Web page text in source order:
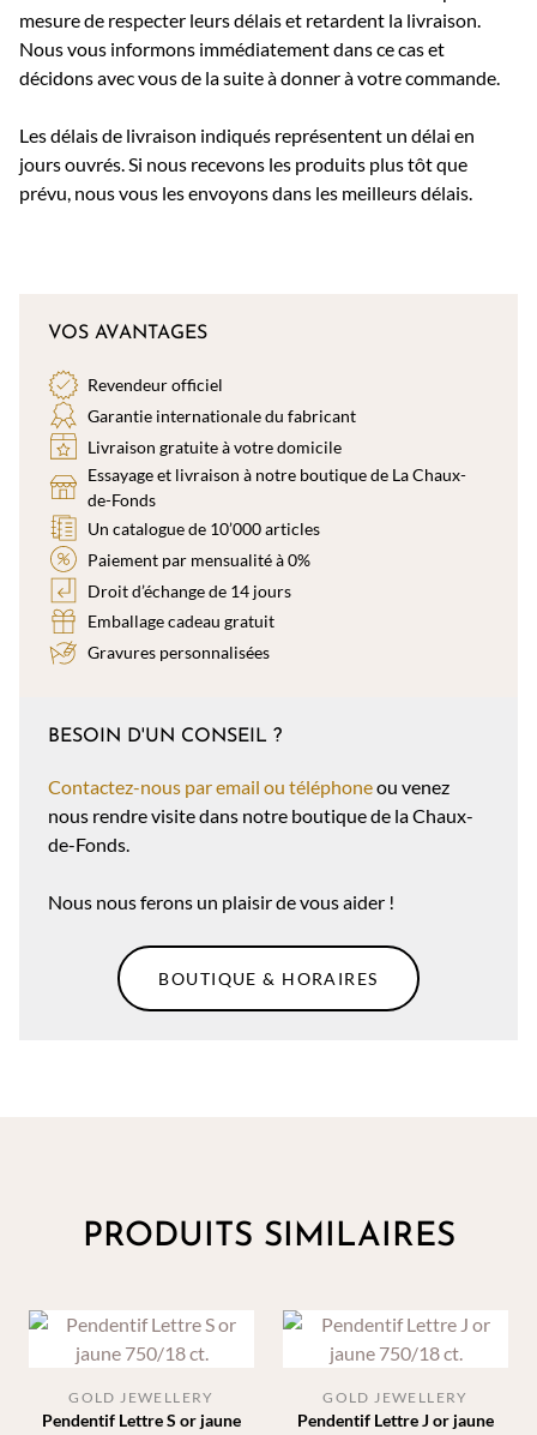
mesure de respecter leurs délais et retardent la livraison.
Nous vous informons immédiatement dans ce cas et
décidons avec vous de la suite à donner à votre commande.
Les délais de livraison indiqués représentent un délai en
jours ouvrés. Si nous recevons les produits plus tôt que
prévu, nous vous les envoyons dans les meilleurs délais.
VOS AVANTAGES
Revendeur officiel
Garantie internationale du fabricant
Livraison gratuite à votre domicile
Essayage et livraison à notre boutique de La Chaux-
de-Fonds
Un catalogue de 10’000 articles
Paiement par mensualité à 0%
Droit d’échange de 14 jours
Emballage cadeau gratuit
Gravures personnalisées
BESOIN D'UN CONSEIL ?
Contactez-nous par email ou téléphoneou venez
nous rendre visite dans notre boutique de la Chaux-
de-Fonds.
Nous nous ferons un plaisir de vous aider !
BOUTIQUE & HORAIRES
PRODUITS SIMILAIRES
Pendentif Lettre S or jaune
GOLD JEWELLERY
Pendentif Lettre J or jaune
GOLD JEWELLERY